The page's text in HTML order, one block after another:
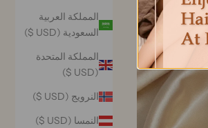
المملكة العربية
السعودية (USD $)
المملكة المتحدة
(USD $)
النرويج (USD $)
النمسا (USD $)